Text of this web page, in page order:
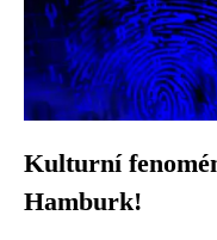
Kulturní
Hamburk!